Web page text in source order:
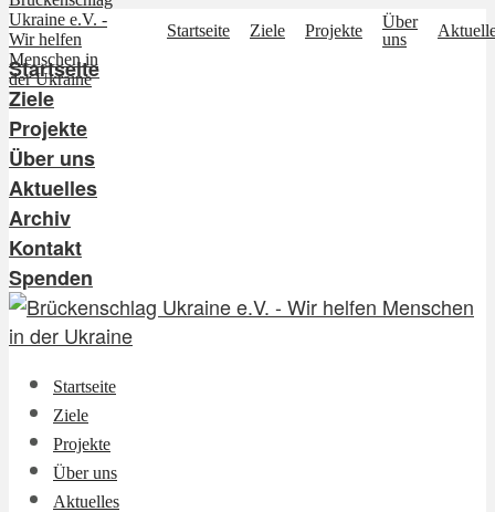
Startseite Ziele Projekte
Über
uns
Startseite
Ziele
Projekte
Über uns
Aktuelles
Archiv
Kontakt
Spenden
Startseite
Ziele
Projekte
Über uns
Aktuelles